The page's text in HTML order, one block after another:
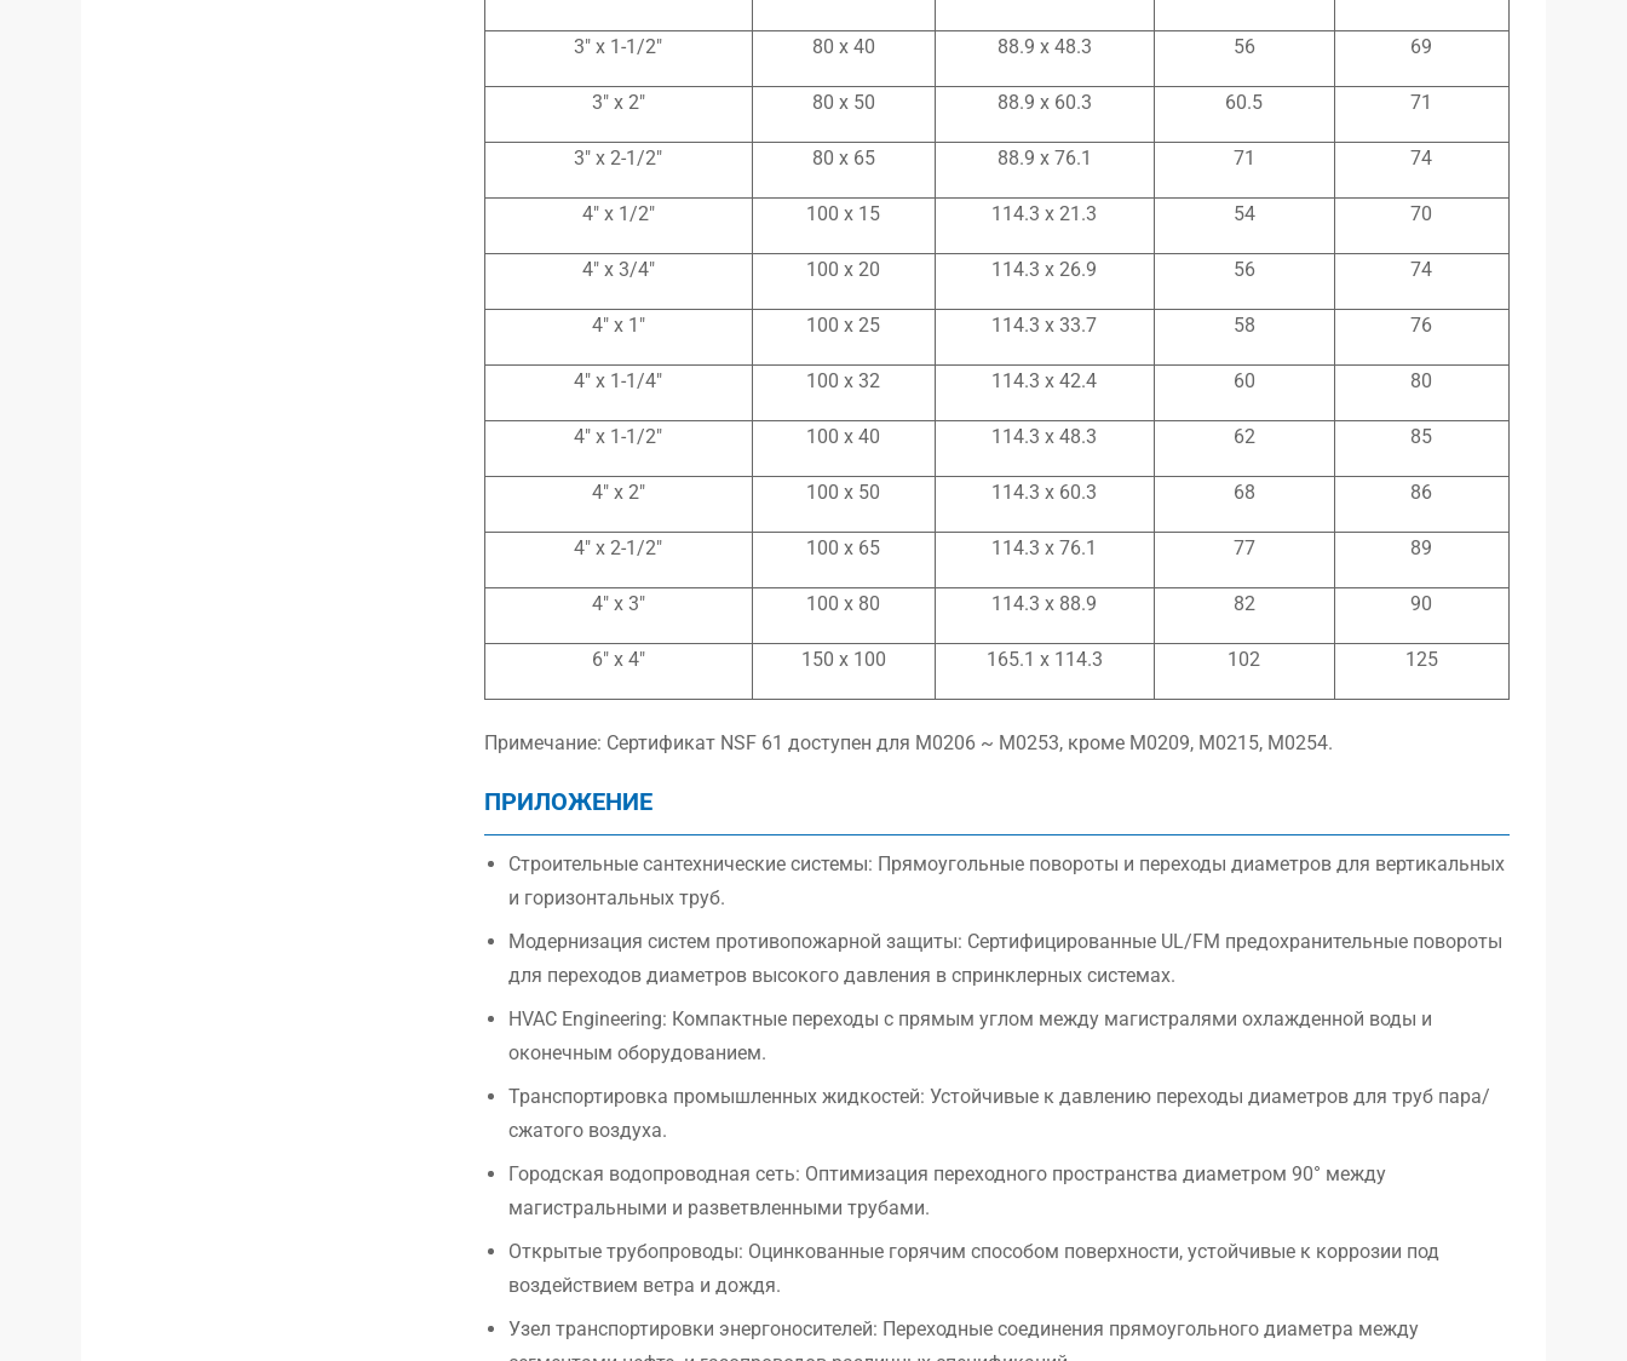
3″ x 1-1/2″ 80 x 40 88.9 x 48.3 56 69
3″ x 2″ 80 x 50 88.9 x 60.3 60.5 71
3″ x 2-1/2″ 80 x 65 88.9 x 76.1 71 74
4″ x 1/2″ 100 x 15 114.3 x 21.3 54 70
4″ x 3/4″ 100 x 20 114.3 x 26.9 56 74
4″ x 1″ 100 x 25 114.3 x 33.7 58 76
4″ x 1-1/4″ 100 x 32 114.3 x 42.4 60 80
4″ x 1-1/2″ 100 x 40 114.3 x 48.3 62 85
4″ x 2″ 100 x 50 114.3 x 60.3 68 86
4″ x 2-1/2″ 100 x 65 114.3 x 76.1 77 89
4″ x 3″ 100 x 80 114.3 x 88.9 82 90
6″ x 4″ 150 x 100 165.1 x 114.3 102 125
Примечание: Сертификат NSF 61 доступен для M0206 ~ M0253, кроме M0209, M0215, M0254.
ПРИЛОЖЕНИЕ
Строительные сантехнические системы: Прямоугольные повороты и переходы диаметров для вертикальных
и горизонтальных труб.
Модернизация систем противопожарной защиты: Сертифицированные UL/FM предохранительные повороты
для переходов диаметров высокого давления в спринклерных системах.
HVAC Engineering: Компактные переходы с прямым углом между магистралями охлажденной воды и
оконечным оборудованием.
Транспортировка промышленных жидкостей: Устойчивые к давлению переходы диаметров для труб пара/
сжатого воздуха.
Городская водопроводная сеть: Оптимизация переходного пространства диаметром 90° между
магистральными и разветвленными трубами.
Открытые трубопроводы: Оцинкованные горячим способом поверхности, устойчивые к коррозии под
воздействием ветра и дождя.
Узел транспортировки энергоносителей: Переходные соединения прямоугольного диаметра между